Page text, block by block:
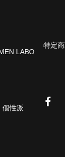
LABO
個性派
特定